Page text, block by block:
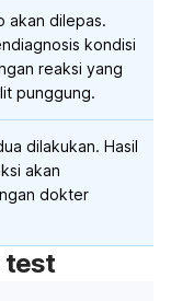
akan dilepas.
kondisi
reaksi yang
punggung.
dilakukan. Hasil
akan
dokter
test